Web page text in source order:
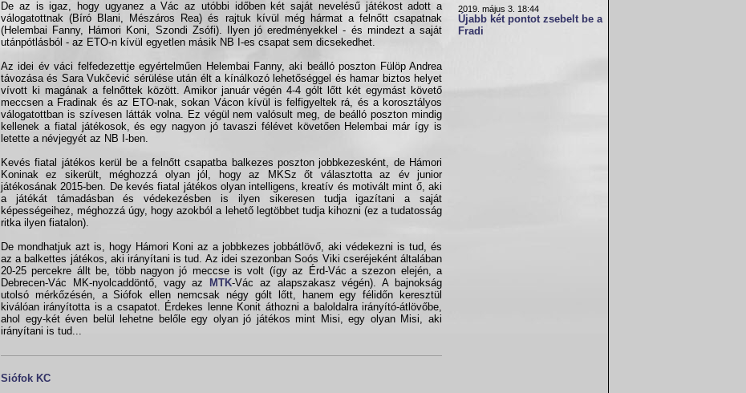
De az is igaz, hogy ugyanez a Vác az utóbbi időben két saját nevelésű játékost adott a
válogatottnak (Bíró Blani, Mészáros Rea) és rajtuk kívül még hármat a felnőtt csapatnak
(Helembai Fanny, Hámori Koni, Szondi Zsófi). Ilyen jó eredményekkel - és mindezt a saját
utánpótlásból - az ETO-n kívül egyetlen másik NB I-es csapat sem dicsekedhet.
Az idei év váci felfedezettje egyértelműen Helembai Fanny, aki beálló poszton Fülöp Andrea
távozása és Sara Vukčević sérülése után élt a kínálkozó lehetőséggel és hamar biztos helyet
vívott ki magának a felnőttek között. Amikor január végén 4-4 gólt lőtt két egymást követő
meccsen a Fradinak és az ETO-nak, sokan Vácon kívül is felfigyeltek rá, és a korosztályos
válogatottban is szívesen látták volna. Ez végül nem valósult meg, de beálló poszton mindig
kellenek a fiatal játékosok, és egy nagyon jó tavaszi félévet követően Helembai már így is
letette a névjegyét az NB I-ben.
Kevés fiatal játékos kerül be a felnőtt csapatba balkezes poszton jobbkezesként, de Hámori
Koninak ez sikerült, méghozzá olyan jól, hogy az MKSz őt választotta az év junior
játékosának 2015-ben. De kevés fiatal játékos olyan intelligens, kreatív és motivált mint ő, aki
a játékát támadásban és védekezésben is ilyen sikeresen tudja igazítani a saját
képességeihez, méghozzá úgy, hogy azokból a lehető legtöbbet tudja kihozni (ez a tudatosság
ritka ilyen fiatalon).
De mondhatjuk azt is, hogy Hámori Koni az a jobbkezes jobbátlövő, aki védekezni is tud, és
az a balkettes játékos, aki irányítani is tud. Az idei szezonban Soós Viki cseréjeként általában
20-25 percekre állt be, több nagyon jó meccse is volt (így az Érd-Vác a szezon elején, a
Debrecen-Vác MK-nyolcaddöntő, vagy az
MTK-Vác az alapszakasz végén). A bajnokság
utolsó mérkőzésén, a Siófok ellen nemcsak négy gólt lőtt, hanem egy félidőn keresztül
kiválóan irányította is a csapatot. Érdekes lenne Konit áthozni a baloldalra irányító-átlövőbe,
ahol egy-két éven belül lehetne belőle egy olyan jó játékos mint Misi, egy olyan Misi, aki
irányítani is tud...
Siófok KC
2019. május 3. 18:44
Újabb két pontot zsebelt be a
Fradi